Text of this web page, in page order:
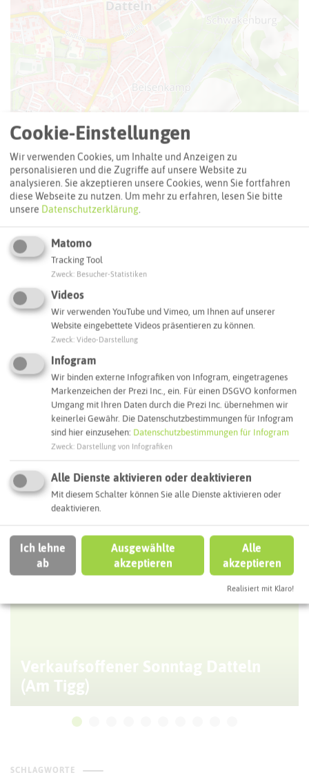
Leaflet ©OpenStreetMap
Adresse:
Stolperstein Adele Hecht
Tigg 9
Interaktive Karte
Routenplanung zum Ziel:
ÖPNV-Route finden
Autoroute finden
ATTRAKTIONEN IN DER UMGEBUNG
DATTELN
Verkaufsoffener Sonntag Datteln
(Am Tigg)
SCHLAGWORTE
Cookie-Einstellungen
Wir verwenden Cookies, um Inhalte und Anzeigen zu
personalisieren und die Zugriffe auf unsere Website zu
analysieren. Sie akzeptieren unsere Cookies, wenn Sie fortfahren
diese Webseite zu nutzen. Um mehr zu erfahren, lesen Sie bitte
unsere Datenschutzerklärung.
Matomo
Tracking Tool
Zweck Besucher-Statistiken
Videos
Wir verwenden YouTube und Vimeo, um Ihnen auf unserer
Website eingebettete Videos präsentieren zu können.
Zweck Video-Darstellung
Infogram
Wir binden externe Infografiken von Infogram, eingetragenes
Markenzeichen der Prezi Inc., ein. Für einen DSGVO konformen
Umgang mit Ihren Daten durch die Prezi Inc. übernehmen wir
keinerlei Gewähr. Die Datenschutzbestimmungen für Infogram
sind hier einzusehen: Datenschutzbestimmungen für Infogram
Zweck Darstellung von Infografiken
Alle Dienste aktivieren oder deaktivieren
Mit diesem Schalter können Sie alle Dienste aktivieren oder
deaktivieren.
Ich lehne
ab
Ausgewählte
akzeptieren
Alle
akzeptieren
Realisiert mit Klaro!